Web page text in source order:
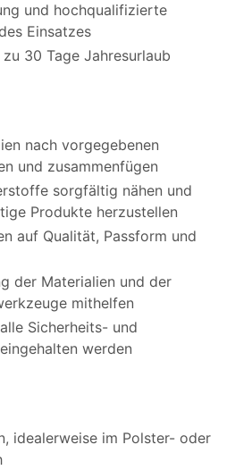
und hochqualifizierte
Einsatzes
30 Tage Jahresurlaub
nach vorgegebenen
und zusammenfügen
sorgfältig nähen und
Produkte herzustellen
auf Qualität, Passform und
der Materialien und der
mithelfen
Sicherheits- und
werden
idealerweise im Polster- oder